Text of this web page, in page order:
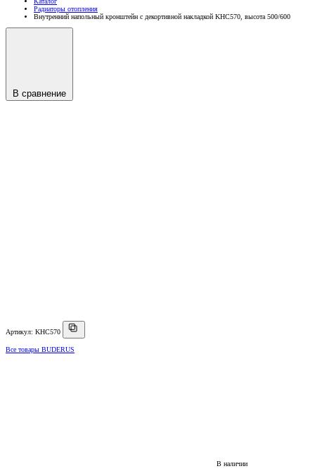
Радиаторы отопления
Внутренний напольный кронштейн с декортивной накладкой KHC570, высота 500/600
В сравнение
Артикул: KHC570
Все товары BUDERUS
В наличии